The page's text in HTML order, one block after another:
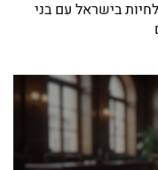
בישראל עם בני